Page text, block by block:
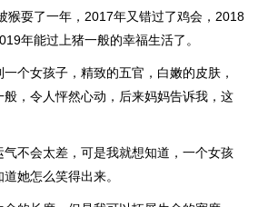
猴耍了一年，2017年又错过了鸡会，2018
年能过上猪一般的幸福生活了。
个女孩子，精致的五官，白嫩的皮肤，
，令人怦然心动，后来妈妈告诉我，这
不会太差，可是我就想知道，一个女孩
她怎么笑得出来。